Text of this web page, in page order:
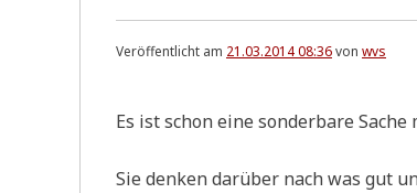
Veröffentlicht am 21.03.2014 08:36von wvs
Es ist schon eine son­der­ba­re Sache
Sie den­ken dar­über nach was gut